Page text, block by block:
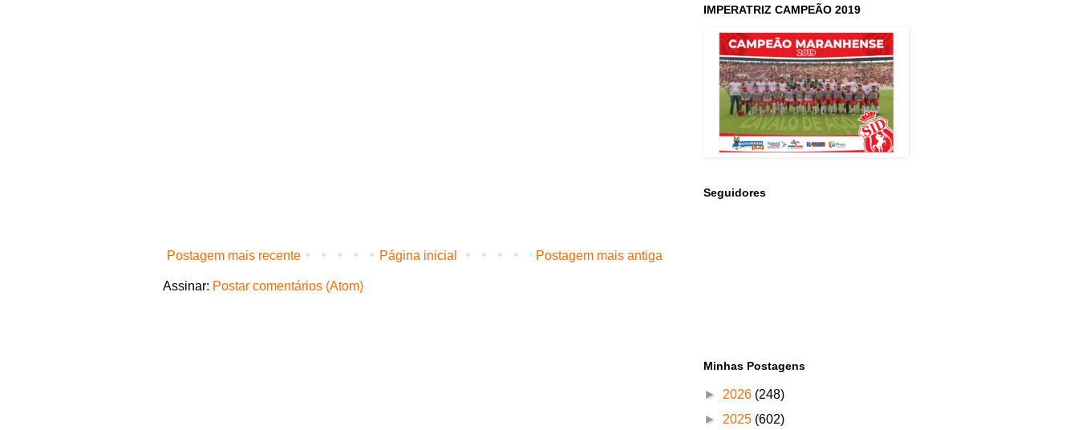
Postagem mais recente Postagem mais antiga
Página inicial
Assinar: Postar comentários (Atom)
IMPERATRIZ CAMPEÃO 2019
Seguidores
Minhas Postagens
► 2026 (248)
► 2025 (602)